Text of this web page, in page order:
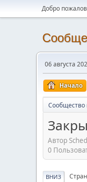
Добро
06 августа
Начало
Cообщество
Автор
0
ВНИЗ